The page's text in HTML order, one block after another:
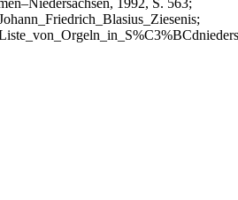
1992, S. 563;